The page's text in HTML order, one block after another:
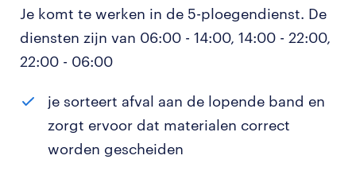
Je komt te werken in de 5-ploegendienst. De
diensten zijn van 06:00 - 14:00, 14:00 - 22:00,
22:00 - 06:00
je sorteert afval aan de lopende band en
zorgt ervoor dat materialen correct
worden gescheiden